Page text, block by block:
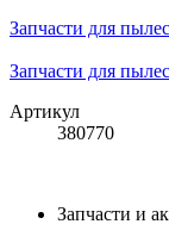
Запчасти для
Запчасти для
Артикул
380770
Запчасти и